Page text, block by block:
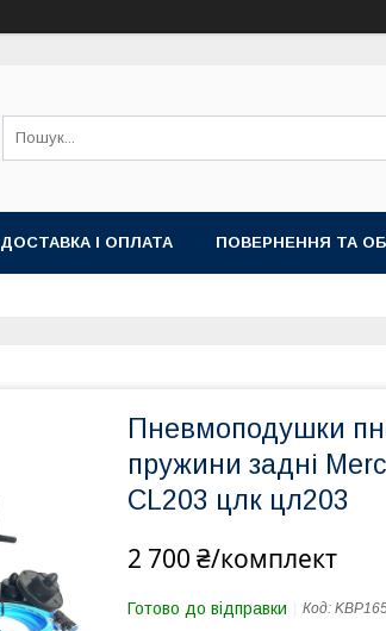
ДОСТАВКА І ОПЛАТА ПОВЕРНЕННЯ ТА
Пневмоподушки
пружини задні
CL203 цлк цл203
2 700 ₴/комплект
Готово до відправки Код: